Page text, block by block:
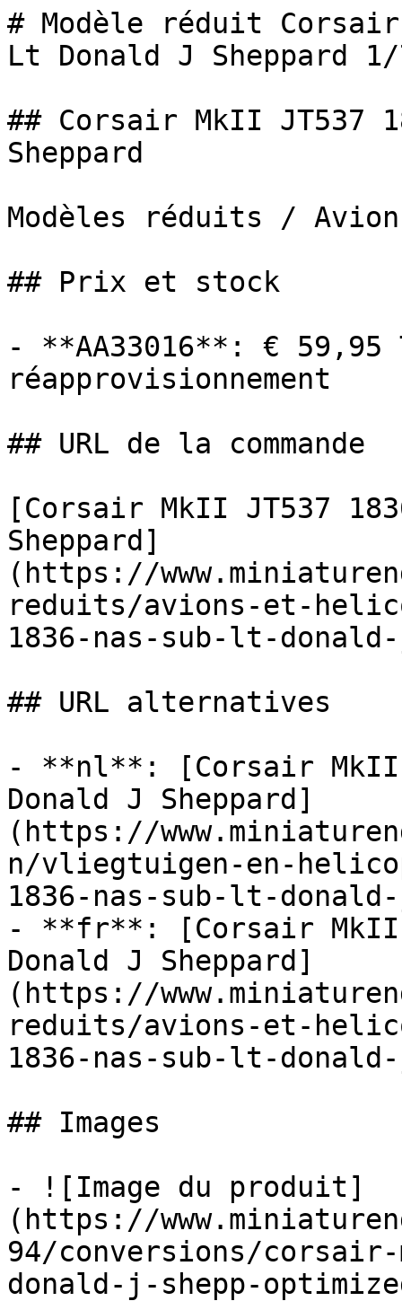
# Modèle réduit
Lt Donald J Sheppard 1/
## Corsair MkII JT537
Sheppard
Modèles réduits /
## Prix et stock
- **AA33016**: € 59,95
réapprovisionnement
## URL de la commande
[Corsair MkII JT537
Sheppard]
(https://
reduits/avions-et-
1836-nas-sub-lt-
## URL alternatives
- **nl**: [Corsair MkII
Donald J Sheppard]
(https://
n/vliegtuigen-en-
1836-nas-sub-lt-
- **fr**: [Corsair MkII
Donald J Sheppard]
(https://
reduits/avions-et-
1836-nas-sub-lt-
## Images
- ![Image du produit]
(https://
94/conversions/
donald-j-shepp-